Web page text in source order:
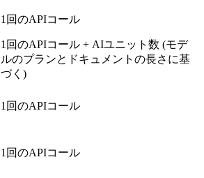
1回のAPIコール
1回のAPIコール + AIユニット数 (モデ
ルのプランとドキュメントの長さに基
づく)
1回のAPIコール
1回のAPIコール